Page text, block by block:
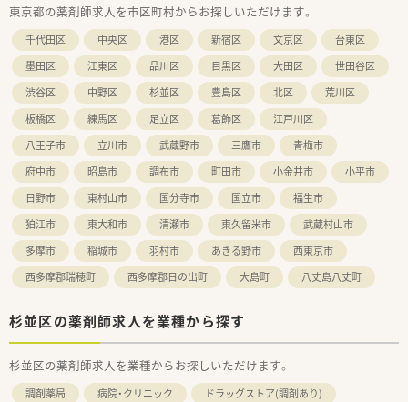
東京都の薬剤師求人を市区町村からお探しいただけます。
千代田区 中央区 港区 新宿区 文京区
台東区
墨田区
江東区 品川区 目黒区 大田区
世田谷区
渋谷区
中野区 杉並区 豊島区 北区
荒川区
板橋区
練馬区 足立区 葛飾区
江戸川区
八王子市
立川市 武蔵野市 三鷹市
青梅市
府中市
昭島市 調布市 町田市 小金井市
小平市
日野市
東村山市 国分寺市 国立市
福生市
狛江市
東大和市 清瀬市 東久留米市
武蔵村山市
多摩市
稲城市 羽村市 あきる野市
西東京市
西多摩郡瑞穂町
西多摩郡日の出町 大島町 八丈島八丈町
杉並区の薬剤師求人を業種から探す
杉並区の薬剤師求人を業種からお探しいただけます。
調剤薬局 病院・クリニック ドラッグストア(調剤あり)